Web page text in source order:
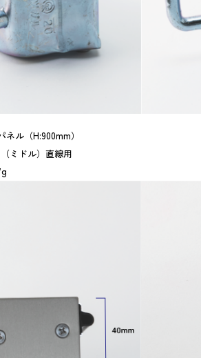
ル（H:900mm）
ミドル）直線用